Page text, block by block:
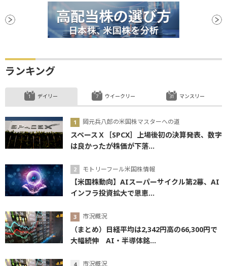
ランキング
デイリー
岡元兵八郎の米国株マスターへの道
スペースＸ［SPCX］上場後初の決算発表、数字
は良かったが株価が下落...
モトリーフール米国株情報
【米国株動向】AIスーパーサイクル第2幕、AI
インフラ投資拡大で恩恵...
市況概況
（まとめ）日経平均は2,342円高の66,300円で
大幅続伸 AI・半導体銘...
市況概況
ウイークリー マンスリー